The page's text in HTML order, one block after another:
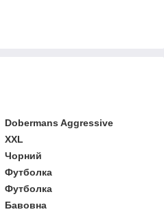
Dobermans Aggressive
XXL
Чорний
Футболка
Футболка
Бавовна